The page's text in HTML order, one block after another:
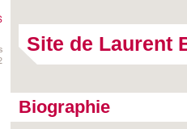
Site de Laurent
Biographie